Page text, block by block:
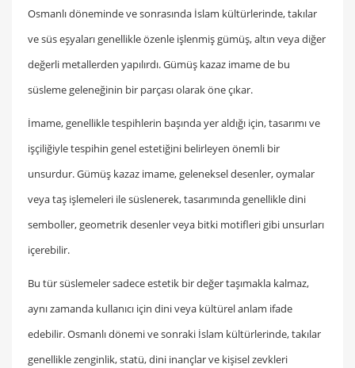
Osmanlı döneminde ve sonrasında İslam kültürlerinde, takılar
ve süs eşyaları genellikle özenle işlenmiş gümüş, altın veya diğer
değerli metallerden yapılırdı. Gümüş kazaz imame de bu
süsleme geleneğinin bir parçası olarak öne çıkar.
İmame, genellikle tespihlerin başında yer aldığı için, tasarımı ve
işçiliğiyle tespihin genel estetiğini belirleyen önemli bir
unsurdur. Gümüş kazaz imame, geleneksel desenler, oymalar
veya taş işlemeleri ile süslenerek, tasarımında genellikle dini
semboller, geometrik desenler veya bitki motifleri gibi unsurları
içerebilir.
Bu tür süslemeler sadece estetik bir değer taşımakla kalmaz,
aynı zamanda kullanıcı için dini veya kültürel anlam ifade
edebilir. Osmanlı dönemi ve sonraki İslam kültürlerinde, takılar
genellikle zenginlik, statü, dini inançlar ve kişisel zevkleri